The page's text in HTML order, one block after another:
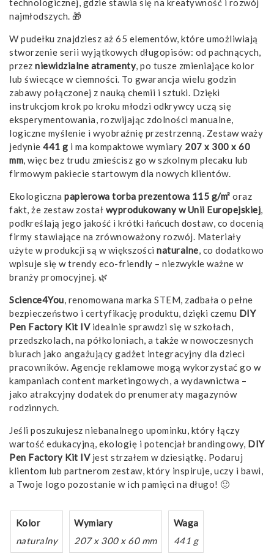
technologicznej, gdzie stawia się na kreatywność i rozwój
najmłodszych. 🎁
W pudełku znajdziesz aż 65 elementów, które umożliwiają
stworzenie serii wyjątkowych długopisów: od pachnących,
przez niewidzialne atramenty, po tusze zmieniające kolor
lub świecące w ciemności. To gwarancja wielu godzin
zabawy połączonej z nauką chemii i sztuki. Dzięki
instrukcjom krok po kroku młodzi odkrywcy uczą się
eksperymentowania, rozwijając zdolności manualne,
logiczne myślenie i wyobraźnię przestrzenną. Zestaw waży
jedynie 441 g i ma kompaktowe wymiary 207 x 300 x 60
mm, więc bez trudu zmieścisz go w szkolnym plecaku lub
firmowym pakiecie startowym dla nowych klientów.
Ekologiczna papierowa torba prezentowa 115 g/m² oraz
fakt, że zestaw został wyprodukowany w Unii Europejskiej,
podkreślają jego jakość i krótki łańcuch dostaw, co docenią
firmy stawiające na zrównoważony rozwój. Materiały
użyte w produkcji są w większości naturalne, co dodatkowo
wpisuje się w trendy eco-friendly – niezwykle ważne w
branży promocyjnej. 🌿
Science4You, renomowana marka STEM, zadbała o pełne
bezpieczeństwo i certyfikację produktu, dzięki czemu DIY
Pen Factory Kit IVidealnie sprawdzi się w szkołach,
przedszkolach, na półkoloniach, a także w nowoczesnych
biurach jako angażujący gadżet integracyjny dla dzieci
pracowników. Agencje reklamowe mogą wykorzystać go w
kampaniach content marketingowych, a wydawnictwa –
jako atrakcyjny dodatek do prenumeraty magazynów
rodzinnych.
Jeśli poszukujesz niebanalnego upominku, który łączy
wartość edukacyjną, ekologię i potencjał brandingowy, DIY
Pen Factory Kit IVjest strzałem w dziesiątkę. Podaruj
klientom lub partnerom zestaw, który inspiruje, uczy i bawi,
a Twoje logo pozostanie w ich pamięci na długo! 🙂
Kolor
naturalny
Wymiary
207 x 300 x 60 mm
Waga
441 g